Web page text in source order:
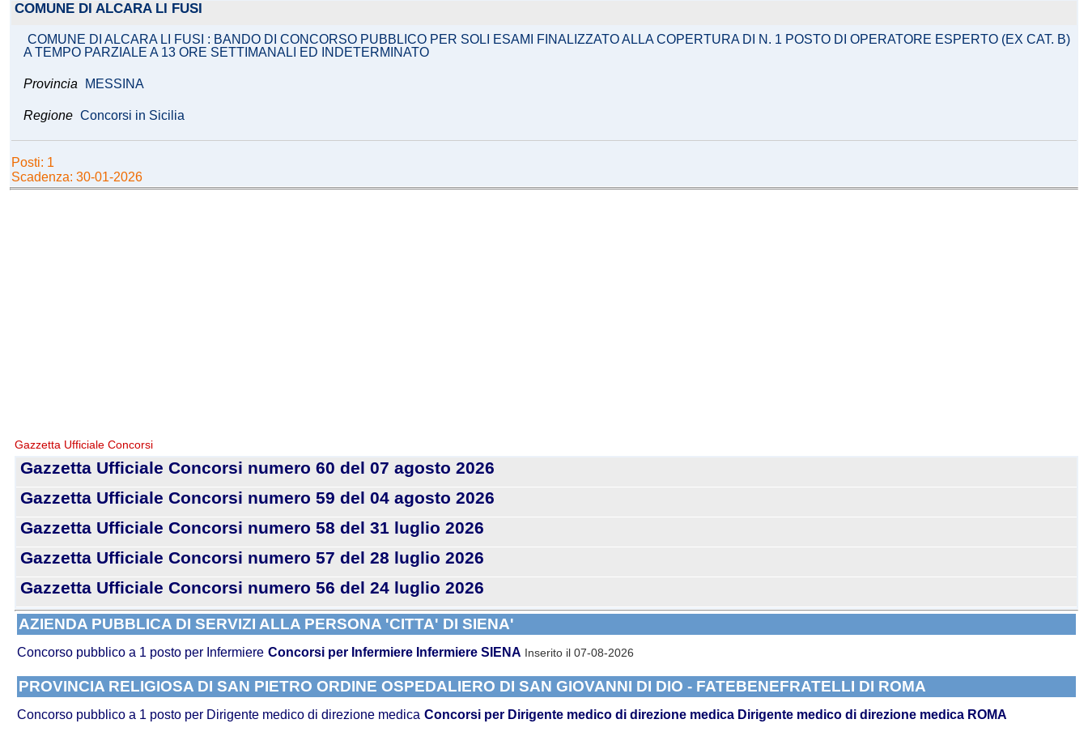
COMUNE DI ALCARA LI FUSI
COMUNE DI ALCARA LI FUSI : BANDO DI CONCORSO PUBBLICO PER SOLI ESAMI FINALIZZATO ALLA COPERTURA DI N. 1 POSTO DI OPERATORE ESPERTO (EX CAT. B)
A TEMPO PARZIALE A 13 ORE SETTIMANALI ED INDETERMINATO
Provincia MESSINA
Regione Concorsi in Sicilia
Posti: 1
Scadenza: 30-01-2026
Gazzetta Ufficiale Concorsi
Gazzetta Ufficiale Concorsi numero 60 del 07 agosto 2026
Gazzetta Ufficiale Concorsi numero 59 del 04 agosto 2026
Gazzetta Ufficiale Concorsi numero 58 del 31 luglio 2026
Gazzetta Ufficiale Concorsi numero 57 del 28 luglio 2026
Gazzetta Ufficiale Concorsi numero 56 del 24 luglio 2026
AZIENDA PUBBLICA DI SERVIZI ALLA PERSONA 'CITTA' DI SIENA'
Concorso pubblico a 1 posto per Infermiere Concorsi per Infermiere Infermiere SIENA Inserito il 07-08-2026
PROVINCIA RELIGIOSA DI SAN PIETRO ORDINE OSPEDALIERO DI SAN GIOVANNI DI DIO - FATEBENEFRATELLI DI ROMA
Concorso pubblico a 1 posto per Dirigente medico di direzione medica Concorsi per Dirigente medico di direzione medica Dirigente medico di direzione medica ROMA